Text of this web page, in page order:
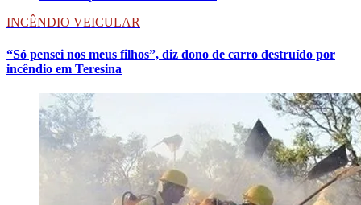
INCÊNDIO VEICULAR
“Só pensei nos meus filhos”, diz dono de carro destruído por
incêndio em Teresina